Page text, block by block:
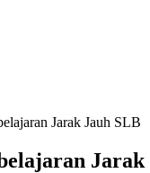
Jarak Jauh SLB